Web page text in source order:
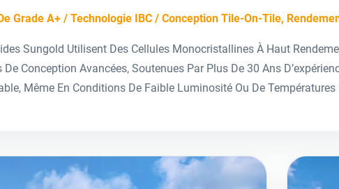
Grade A+ / Technologie IBC / Conception Tile-On-Tile,
Sungold Utilisent Des Cellules Monocristallines À Haut
Conception Avancées, Soutenues Par Plus De 30 Ans
Même En Conditions De Faible Luminosité Ou De Températures